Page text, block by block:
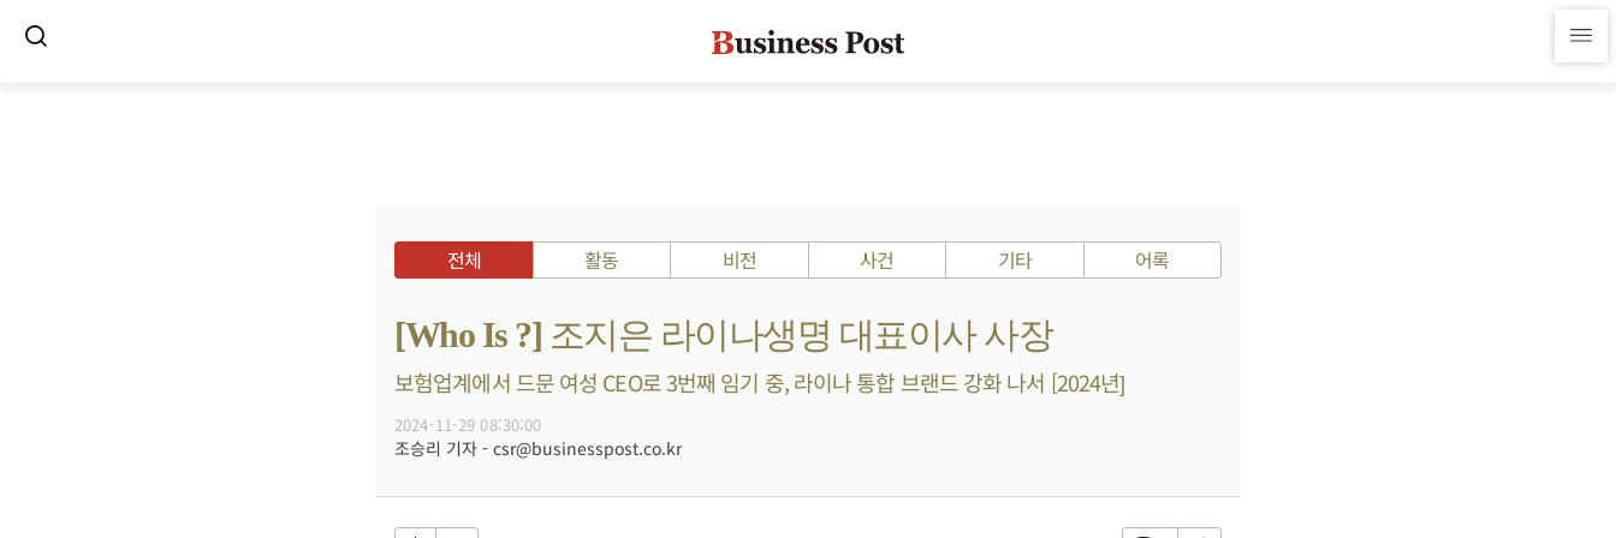
전체 활동 비전 사건 기타 어록
[Who Is ?] 조지은 라이나생명 대표이사 사장
보험업계에서 드문 여성 CEO로 3번째 임기 중, 라이나 통합 브랜드 강화 나서 [2024년]
2024-11-29 08:30:00
조승리 기자 - csr@businesspost.co.kr